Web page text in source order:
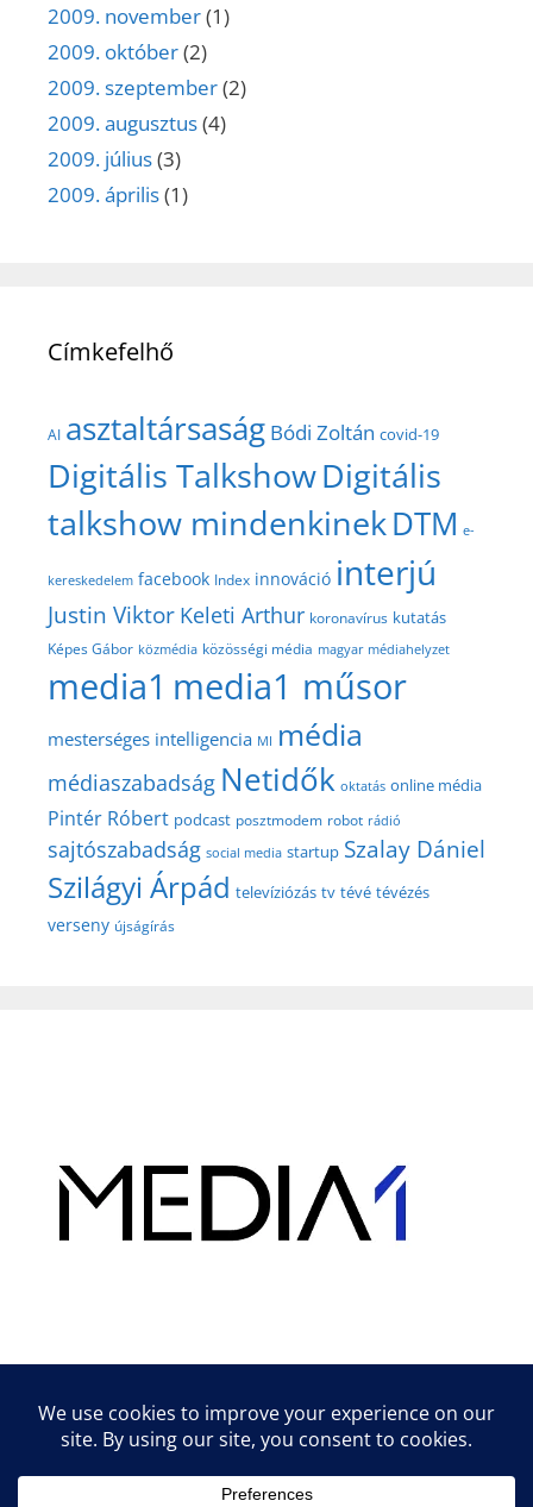
2009. november(1)
2009. október(2)
2009. szeptember(2)
2009. augusztus(4)
2009. július(3)
2009. április(1)
Címkefelhő
AI asztaltársaság Bódi Zoltán covid-19
Digitális TalkshowDigitális
talkshow mindenkinekDTM e-
kereskedelem facebook Index innováció interjú
Justin Viktor Keleti Arthur koronavírus kutatás
Képes Gábor közmédia közösségi média magyar médiahelyzet
media1 media1 műsor
mesterséges intelligencia MI média
médiaszabadság Netidők oktatás online média
Pintér Róbert podcast posztmodem robot rádió
sajtószabadság social media startup Szalay Dániel
Szilágyi Árpád televíziózás tv tévé tévézés
verseny újságírás
Lifestyle tippek & trükkök